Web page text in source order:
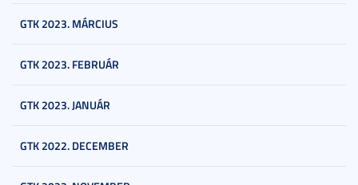
GTK 2023. MÁRCIUS
GTK 2023. FEBRUÁR
GTK 2023. JANUÁR
GTK 2022. DECEMBER